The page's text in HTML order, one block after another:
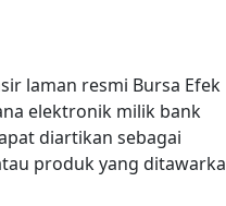
laman resmi Bursa Efek
elektronik milik bank
diartikan sebagai
produk yang